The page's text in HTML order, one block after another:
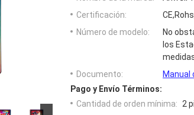
Certificación:
Número de modelo:
No
los
Documento:
Manual
Pago y Envío Términos:
Cantidad de orden mínima: 2